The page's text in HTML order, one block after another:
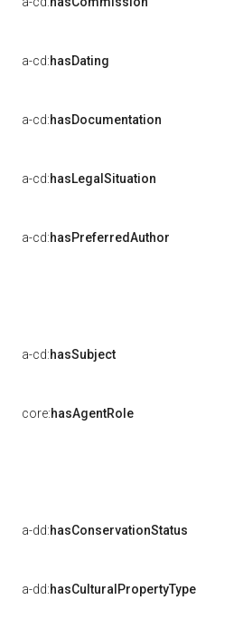
a-cd:hasDating
a-cd:hasDocumentation
a-cd:hasLegalSituation
a-cd:hasPreferredAuthor
a-cd:hasSubject
core:hasAgentRole
a-dd:hasConservationStatus
a-dd:hasCulturalPropertyType